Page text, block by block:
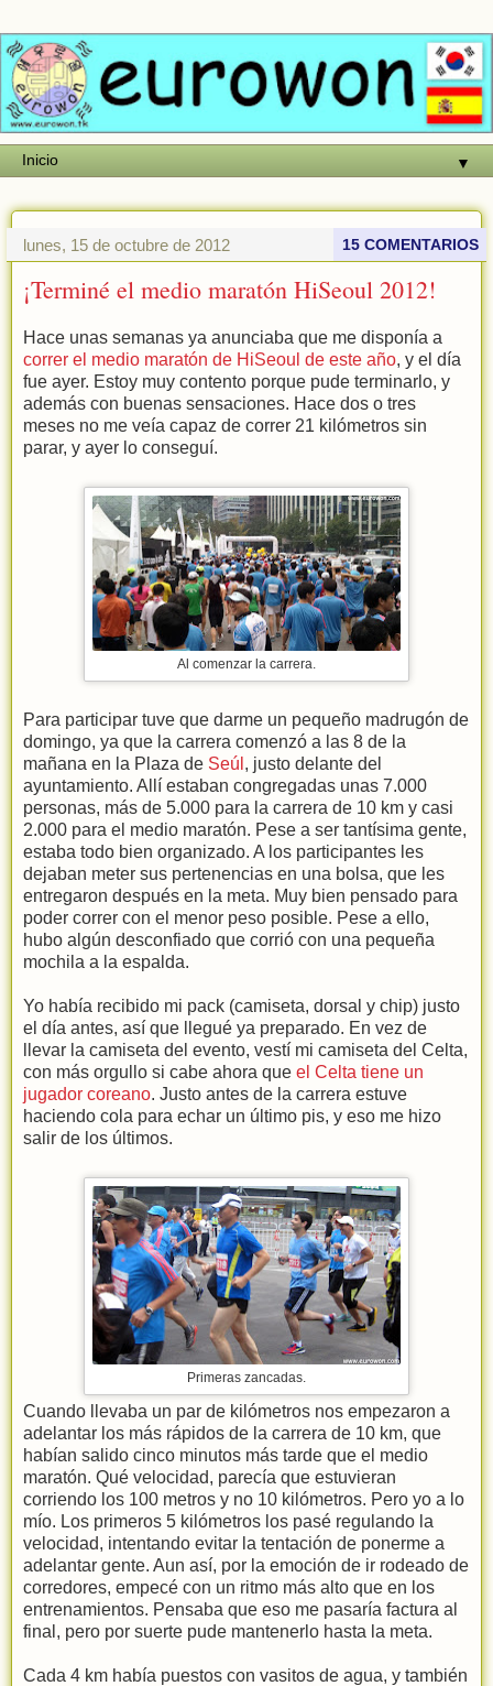
▼
lunes, 15 de octubre de 2012 15 COMENTARIOS
¡Terminé el medio maratón HiSeoul 2012!
Hace unas semanas ya anunciaba que me disponía a
correr el medio maratón de HiSeoul de este año, y el día
fue ayer. Estoy muy contento porque pude terminarlo, y
además con buenas sensaciones. Hace dos o tres
meses no me veía capaz de correr 21 kilómetros sin
parar, y ayer lo conseguí.
Al comenzar la carrera.
Para participar tuve que darme un pequeño madrugón de
domingo, ya que la carrera comenzó a las 8 de la
mañana en la Plaza de Seúl , justo delante del
ayuntamiento. Allí estaban congregadas unas 7.000
personas, más de 5.000 para la carrera de 10 km y casi
2.000 para el medio maratón. Pese a ser tantísima gente,
estaba todo bien organizado. A los participantes les
dejaban meter sus pertenencias en una bolsa, que les
entregaron después en la meta. Muy bien pensado para
poder correr con el menor peso posible. Pese a ello,
hubo algún desconfiado que corrió con una pequeña
mochila a la espalda.
Yo había recibido mi pack (camiseta, dorsal y chip) justo
el día antes, así que llegué ya preparado. En vez de
llevar la camiseta del evento, vestí mi camiseta del Celta,
con más orgullo si cabe ahora que el Celta tiene un
jugador coreano. Justo antes de la carrera estuve
haciendo cola para echar un último pis, y eso me hizo
salir de los últimos.
Primeras zancadas.
Cuando llevaba un par de kilómetros nos empezaron a
adelantar los más rápidos de la carrera de 10 km, que
habían salido cinco minutos más tarde que el medio
maratón. Qué velocidad, parecía que estuvieran
corriendo los 100 metros y no 10 kilómetros. Pero yo a lo
mío. Los primeros 5 kilómetros los pasé regulando la
velocidad, intentando evitar la tentación de ponerme a
adelantar gente. Aun así, por la emoción de ir rodeado de
corredores, empecé con un ritmo más alto que en los
entrenamientos. Pensaba que eso me pasaría factura al
final, pero por suerte pude mantenerlo hasta la meta.
Cada 4 km había puestos con vasitos de agua, y también